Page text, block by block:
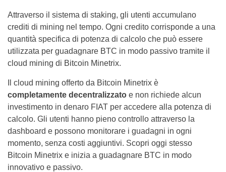
Attraverso il sistema di staking, gli utenti accumulano
crediti di mining nel tempo. Ogni credito corrisponde a una
quantità specifica di potenza di calcolo che può essere
utilizzata per guadagnare BTC in modo passivo tramite il
cloud mining di Bitcoin Minetrix.
Il cloud mining offerto da Bitcoin Minetrix è
completamente decentralizzato e non richiede alcun
investimento in denaro FIAT per accedere alla potenza di
calcolo. Gli utenti hanno pieno controllo attraverso la
dashboard e possono monitorare i guadagni in ogni
momento, senza costi aggiuntivi. Scopri oggi stesso
Bitcoin Minetrix e inizia a guadagnare BTC in modo
innovativo e passivo.